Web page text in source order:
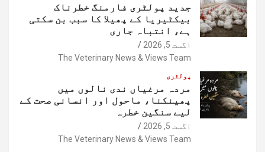
جدید پولٹری فارمنگ خطرناک
بیکٹیریا کے پھیلا کا سبب بن سکتی
ہے، انتباہ جاری
اگست 5, 2026
The Veterinary News & Views Team
پولٹری
مردہ مرغیاں ندی نالوں میں
پھینکنا، ماحول اور انسانی صحت کے
لیے سنگین خطرہ
اگست 5, 2026
The Veterinary News & Views Team